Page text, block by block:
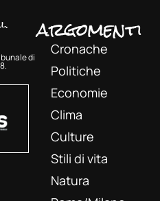
di
argomenti
Cronache
Politiche
Economie
Clima
Culture
Stili di vita
Natura